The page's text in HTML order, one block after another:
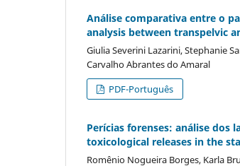
Análise comparativa entre o
analysis between transpelvic
Giulia Severini Lazarini, Stephanie
Carvalho Abrantes do Amaral
PDF-Português
Perí­cias forenses: análise dos
toxicological releases in the
Romênio Nogueira Borges, Karla